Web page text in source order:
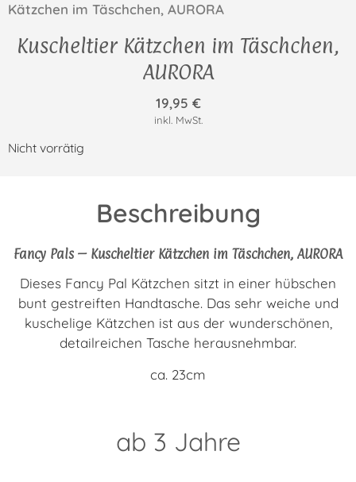
Kätzchen im Täschchen, AURORA
Kuscheltier Kätzchen im Täschchen,
AURORA
19,95 €
inkl. MwSt.
Nicht vorrätig
Beschreibung
Fancy Pals – Kuscheltier Kätzchen im Täschchen, AURORA
Dieses Fancy Pal Kätzchen sitzt in einer hübschen
bunt gestreiften Handtasche. Das sehr weiche und
kuschelige Kätzchen ist aus der wunderschönen,
detailreichen Tasche herausnehmbar.
ca. 23cm
ab 3 Jahre